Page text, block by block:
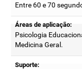
Entre 60 e 70
Áreas de aplicação:
Psicologia
Medicina Geral.
Suporte: